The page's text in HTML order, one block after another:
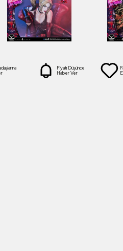
Fiyatı Düşünce
Haber Ver